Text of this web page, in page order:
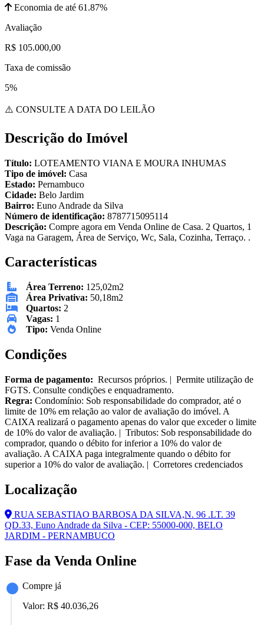
Economia de até 61.87%
Avaliação
R$ 105.000,00
Taxa de comissão
5%
⚠️ CONSULTE A DATA DO LEILÃO
Descrição do Imóvel
Título: LOTEAMENTO VIANA E MOURA INHUMAS
Tipo de imóvel: Casa
Estado: Pernambuco
Cidade: Belo Jardim
Bairro: Euno Andrade da Silva
Número de identificação: 8787715095114
Descrição: Compre agora em Venda Online de Casa. 2 Quartos, 1
Vaga na Garagem, Área de Serviço, Wc, Sala, Cozinha, Terraço. .
Características
Área Terreno: 125,02m2
Área Privativa: 50,18m2
Quartos: 2
Vagas: 1
Tipo: Venda Online
Condições
Forma de pagamento: Recursos próprios. | Permite utilização de
FGTS. Consulte condições e enquadramento.
Regra: Condomínio: Sob responsabilidade do comprador, até o
limite de 10% em relação ao valor de avaliação do imóvel. A
CAIXA realizará o pagamento apenas do valor que exceder o limite
de 10% do valor de avaliação. | Tributos: Sob responsabilidade do
comprador, quando o débito for inferior a 10% do valor de
avaliação. A CAIXA paga integralmente quando o débito for
superior a 10% do valor de avaliação. | Corretores credenciados
Localização
RUA SEBASTIAO BARBOSA DA SILVA,N. 96 .LT. 39
QD.33, Euno Andrade da Silva - CEP: 55000-000, BELO
JARDIM - PERNAMBUCO
Fase da Venda Online
Compre já
Valor: R$ 40.036,26